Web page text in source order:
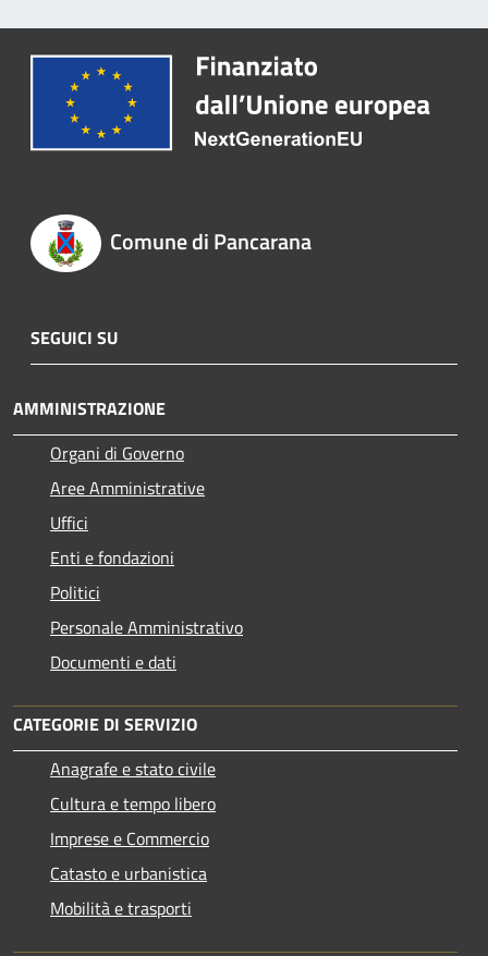
Comune di Pancarana
SEGUICI SU
AMMINISTRAZIONE
Organi di Governo
Aree Amministrative
Uffici
Enti e fondazioni
Politici
Personale Amministrativo
Documenti e dati
CATEGORIE DI SERVIZIO
Anagrafe e stato civile
Cultura e tempo libero
Imprese e Commercio
Catasto e urbanistica
Mobilità e trasporti